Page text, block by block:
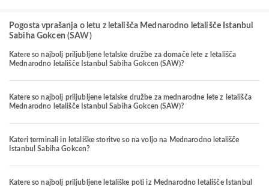
Pogosta vprašanja o letu z letališča Mednarodno letališče Istanbul
Sabiha Gokcen (SAW)
Katere so najbolj priljubljene letalske družbe za domače lete z letališča
Mednarodno letališče Istanbul Sabiha Gokcen (SAW)?
Katere so najbolj priljubljene letalske družbe za mednarodne lete z letališča
Mednarodno letališče Istanbul Sabiha Gokcen (SAW)?
Kateri terminali in letališke storitve so na voljo na Mednarodno letališče
Istanbul Sabiha Gokcen?
Katere so najbolj priljubljene letališke poti iz Mednarodno letališče Istanbul